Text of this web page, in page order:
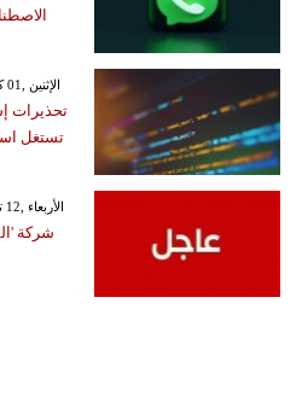
GMT 17:57 2025 الإثنين ,01 كانون الأول / ديسمبر
تحذيرات
تستغل
GMT 19:25 2025 الأربعاء ,12 تشرين الثاني / نوفمبر
شركة